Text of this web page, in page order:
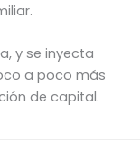
y se inyecta
a poco más
de capital.